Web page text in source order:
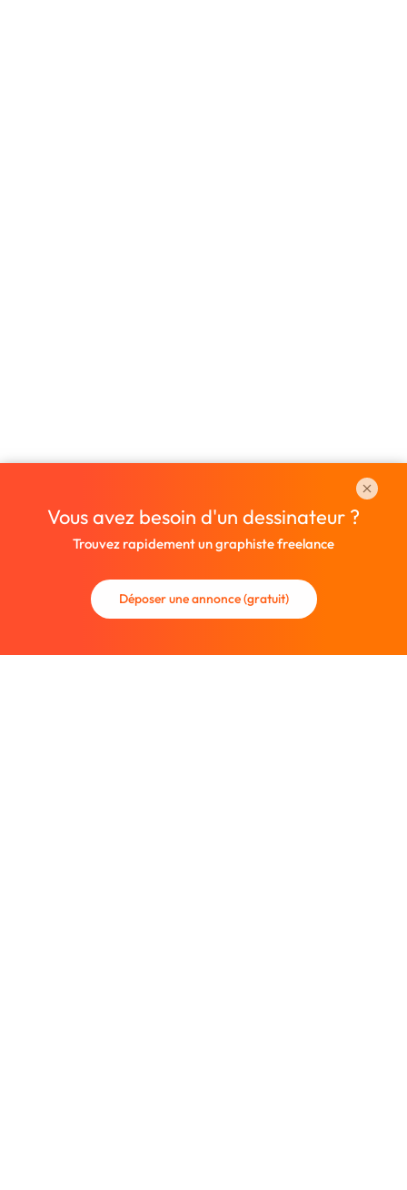
Vous avez besoin d'un dessinateur ?
Trouvez rapidement un graphiste freelance
Déposer une annonce (gratuit)